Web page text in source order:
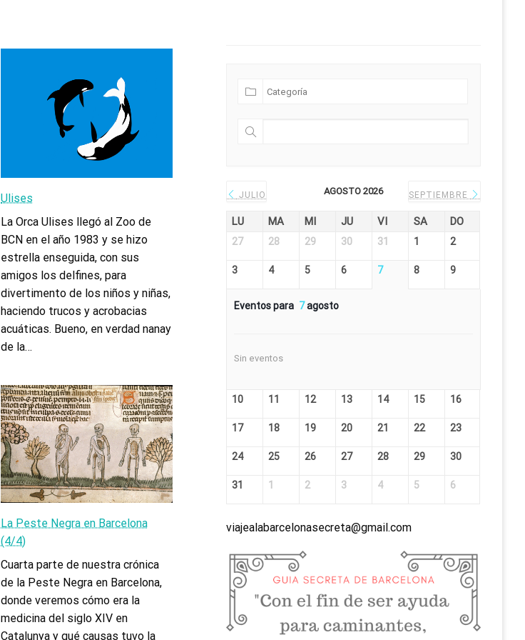
Ulises
La Orca Ulises llegó al Zoo de
BCN en el año 1983 y se hizo
estrella enseguida, con sus
amigos los delfines, para
divertimento de los niños y niñas,
haciendo trucos y acrobacias
acuáticas. Bueno, en verdad nanay
de la…
La Peste Negra en Barcelona
(4/4)
Cuarta parte de nuestra crónica
de la Peste Negra en Barcelona,
donde veremos cómo era la
medicina del siglo XIV en
Catalunya y qué causas tuvo la
JULIO AGOSTO 2026 SEPTIEMBRE
LU MA MI JU VI SA DO
27 28 29 30 31 1 2
3 4 5 6 7 8 9
Eventos para 7agosto
Sin eventos
10 11 12 13 14 15 16
17 18 19 20 21 22 23
24 25 26 27 28 29 30
31 1 2 3 4 5 6
viajealabarcelonasecreta@gmail.com